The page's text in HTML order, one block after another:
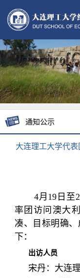
通知公示
大连理工大学代
4月19日至
率团访问澳大
凑、目标明确
下：
出访人员
宋丹：大连